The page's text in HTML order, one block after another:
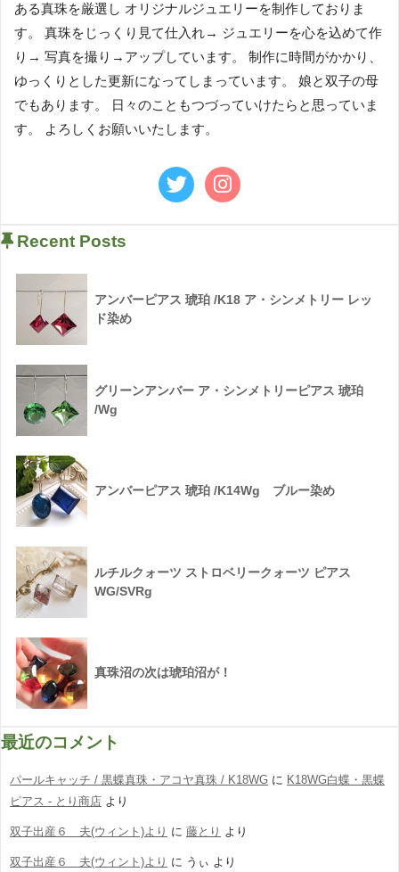
ある真珠を厳選し オリジナルジュエリーを制作しておりま
す。 真珠をじっくり見て仕入れ→ ジュエリーを心を込めて作
り→ 写真を撮り→アップしています。 制作に時間がかかり、
ゆっくりとした更新になってしまっています。 娘と双子の母
でもあります。 日々のこともつづっていけたらと思っていま
す。 よろしくお願いいたします。
Recent Posts
アンバーピアス 琥珀 /K18 ア・シンメトリー レッ
ド染め
グリーンアンバー ア・シンメトリーピアス 琥珀
/Wg
アンバーピアス 琥珀 /K14Wg ブルー染め
ルチルクォーツ ストロベリークォーツ ピアス
WG/SVRg
真珠沼の次は琥珀沼が！
最近のコメント
パールキャッチ / 黒蝶真珠・アコヤ真珠 / K18WG に K18WG白蝶・黒蝶
ピアス - とり商店 より
双子出産６ 夫(ウィント)より に 藤とり より
双子出産６ 夫(ウィント)より に うぃ より